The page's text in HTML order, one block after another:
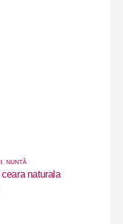
, NUNTĂ
naturala